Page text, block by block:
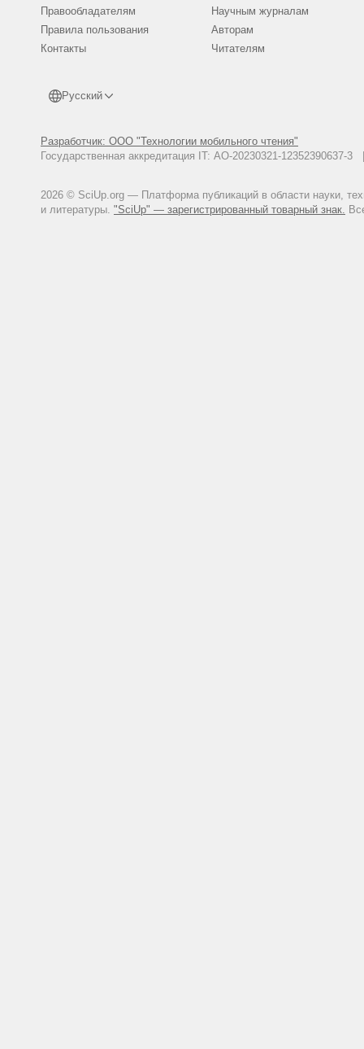
Фонд содействия развитию
доступа: http://www.fasie.ru/o-
Правообладателям
Правила пользования
Контакты
Русский
Разработчик: ООО "Технологии мобильного чтения"
Государственная аккредитация IT: АО-20230321-
2026 © SciUp.org — Платформа публикаций в области науки,
и литературы. "SciUp" — зарегистрированный товарный знак.
Научным журналам
Авторам
Читателям